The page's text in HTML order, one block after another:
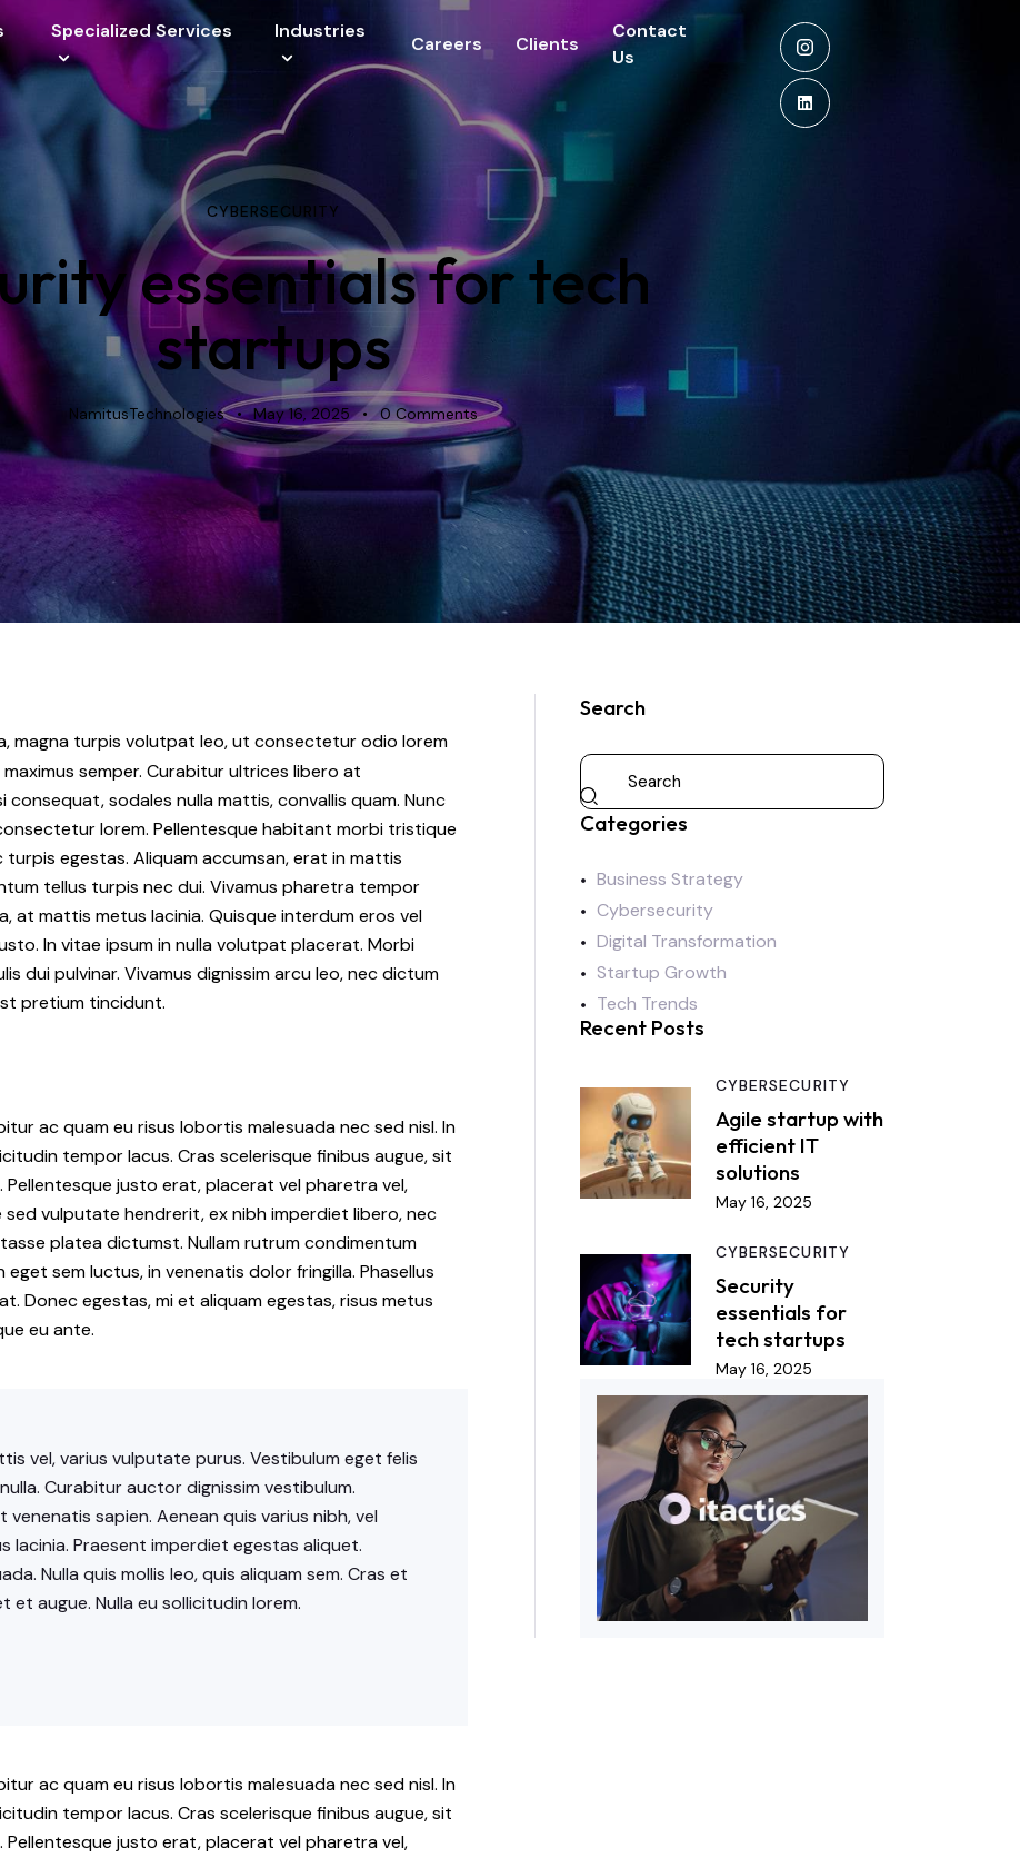
Specialized Services Industries
Careers Clients
Contact
Us
CYBERSECURITY
essentials for tech
startups
NamitusTechnologies May 16, 2025 0 Comments
magna turpis volutpat leo, ut consectetur odio lorem
semper. Curabitur ultrices libero at
sodales nulla mattis, convallis quam. Nunc
lorem. Pellentesque habitant morbi tristique
egestas. Aliquam accumsan, erat in mattis
tellus turpis nec dui. Vivamus pharetra tempor
at mattis metus lacinia. Quisque interdum eros vel
In vitae ipsum in nulla volutpat placerat. Morbi
dui pulvinar. Vivamus dignissim arcu leo, nec dictum
pretium tincidunt.
ac quam eu risus lobortis malesuada nec sed nisl. In
tempor lacus. Cras scelerisque finibus augue, sit
justo erat, placerat vel pharetra vel,
vulputate hendrerit, ex nibh imperdiet libero, nec
platea dictumst. Nullam rutrum condimentum
sem luctus, in venenatis dolor fringilla. Phasellus
egestas, mi et aliquam egestas, risus metus
eu ante.
vel, varius vulputate purus. Vestibulum eget felis
Curabitur auctor dignissim vestibulum.
sapien. Aenean quis varius nibh, vel
lacinia. Praesent imperdiet egestas aliquet.
Nulla quis mollis leo, quis aliquam sem. Cras et
augue. Nulla eu sollicitudin lorem.
ac quam eu risus lobortis malesuada nec sed nisl. In
tempor lacus. Cras scelerisque finibus augue, sit
justo erat, placerat vel pharetra vel,
Search
Categories
Business Strategy
Cybersecurity
Digital Transformation
Startup Growth
Tech Trends
Recent Posts
CYBERSECURITY
Agile startup with
efficient IT
solutions
May 16, 2025
CYBERSECURITY
Security
essentials for
tech startups
May 16, 2025